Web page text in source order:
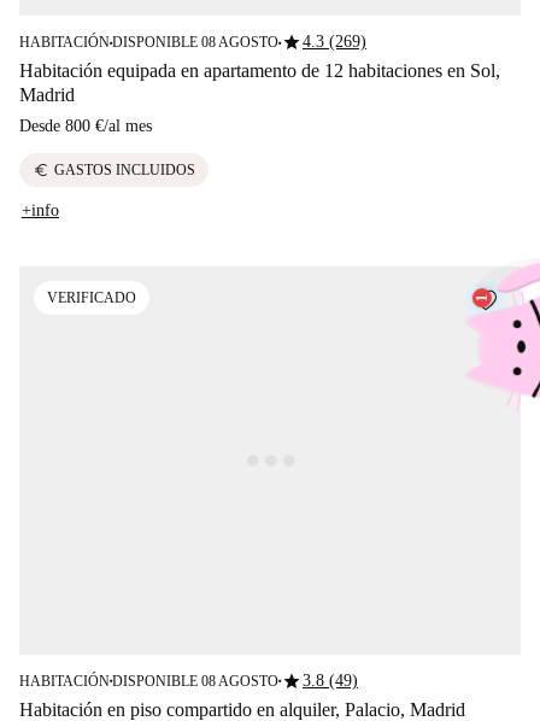
HABITACIÓN■DISPONIBLE 08 AGOSTO■star4.3 (269)
Habitación equipada en apartamento de 12 habitaciones en Sol,
Madrid
Desde 800 €/al mes
euro GASTOS INCLUIDOS
+info
VERIFICADO
HABITACIÓN■DISPONIBLE 08 AGOSTO■star3.8 (49)
Habitación en piso compartido en alquiler, Palacio, Madrid